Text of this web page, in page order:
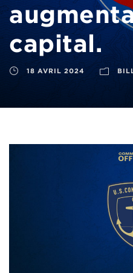
capital.
18 AVRIL 2024